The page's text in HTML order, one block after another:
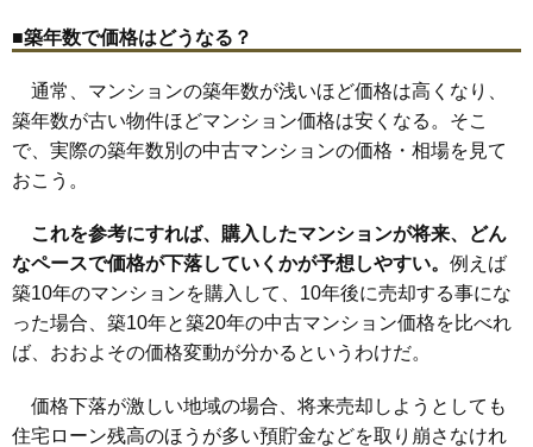
マンションナビで
無料一括査定をする
港北ファミールガーデンC棟
住所 神奈川県横浜市都筑区牛久保東2丁目
交通
相場 6,180万円～6,580万円
(62.4万円/㎡~66.5万円/㎡)
マンションナビで
無料一括査定をする
住所 神奈川県横浜市都筑区牛久保東2丁目
■築年数で価格はどうなる？
通常、マンションの築年数が浅いほど価格は高くなり、
築年数が古い物件ほどマンション価格は安くなる。そこ
で、実際の築年数別の中古マンションの価格・相場を見て
おこう。
これを参考にすれば、購入したマンションが将来、どん
なペースで価格が下落していくかが予想しやすい。 例えば
築10年のマンションを購入して、10年後に売却する事にな
った場合、築10年と築20年の中古マンション価格を比べれ
ば、おおよその価格変動が分かるというわけだ。
価格下落が激しい地域の場合、将来売却しようとしても
住宅ローン残高のほうが多い預貯金などを取り崩さなけれ